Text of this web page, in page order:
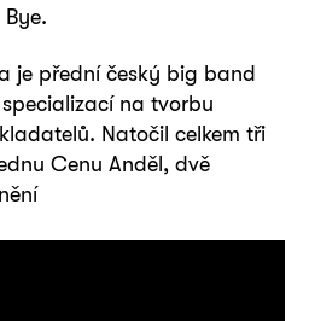
je přední český big band
na tvorbu
Natočil celkem tři
Cenu Anděl, dvě